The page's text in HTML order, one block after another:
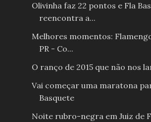
Olivinha faz 22 pontos e Fla
reencontra a...
Melhores momentos:
PR - Co...
O ranço de 2015 que não nos
Vai começar uma maratona
Basquete
Noite rubro-negra em Juiz de